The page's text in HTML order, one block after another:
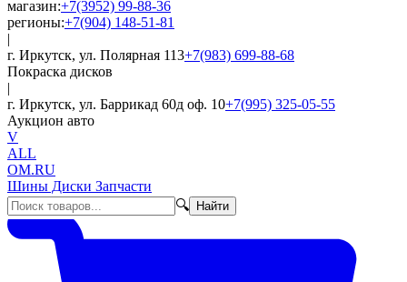
магазин:+7(3952) 99-88-36
регионы:+7(904) 148-51-81
|
г. Иркутск, ул. Полярная 113+7(983) 699-88-68
Покраска дисков
|
г. Иркутск, ул. Баррикад 60д оф. 10+7(995) 325-05-55
Аукцион авто
V
ALL
OM.RU
Шины Диски Запчасти
🔍
Найти